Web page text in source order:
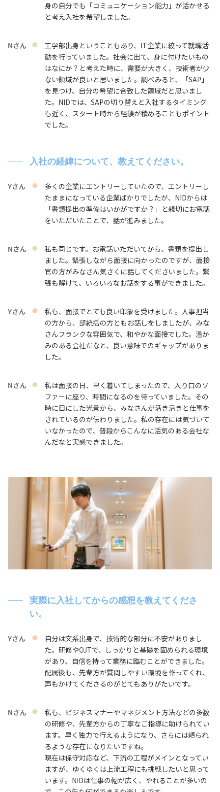
身の自分でも「コミュニケーション能力」が活かせる
と考え入社を希望しました。
Nさん
工学部出身ということもあり、IT企業に絞って就職活
動を行っていました。社会に出て、身に付けたいもの
はなにか？と考えた時に、需要が大きく、技術者が少
ない領域が良いと思いました。調べみると、「SAP」
を見つけ、自分の希望に合致した領域だと思いまし
た。NIDでは、SAPの切り替えと入社するタイミング
も近く、スタート時から経験が積めることもポイント
でした。
入社の経緯について、教えてください。
Yさん
多くの企業にエントリーしていたので、エントリーし
たままになっている企業ばかりでしたが、NIDからは
「書類提出の準備はいかがですか？」と親切にお電話
をいただいたことで、話が進みました。
Nさん
私も同じです。お電話いただいてから、書類を提出し
ました。緊張しながら面接に向かったのですが、面接
官の方がみなさん気さくに話してくださいました。緊
張も解けて、いろいろなお話をする事ができました。
Yさん
私も、面接でとても良い印象を受けました。人事担当
の方から、部統括の方ともお話しをしましたが、みな
さんフランクな雰囲気で、和やかな面接でした。温か
みのある会社だなと、良い意味でのギャップがありま
した。
Nさん
私は面接の日、早く着いてしまったので、入り口のソ
ファーに座り、時間になるのを待っていました。その
時に目にした光景から、みなさんが活き活きと仕事を
されているのが伝わりました。私の存在には気づいて
いなかったので、普段からこんなに活気のある会社な
んだなと実感できました。
実際に入社してからの感想を教えてくださ
い。
Yさん
自分は文系出身で、技術的な部分に不安がありまし
た。研修やOJTで、しっかりと基礎を固められる環境
があり、自信を持って業務に臨むことができました。
配属後も、先輩方が質問しやすい環境を作ってくれ、
声もかけてくださるのがとてもありがたいです。
Nさん
私も、ビジネスマナーやマネジメント方法などの多数
の研修や、先輩方からの丁寧なご指導に助けられてい
ます。早く独力で行えるようになり、さらには頼られ
るような存在になりたいですね。
現在は保守対応など、下流の工程がメインとなってい
ますが、ゆくゆくは上流工程にも挑戦したいと思って
います。NIDは仕事の幅が広く、やれることが多いの